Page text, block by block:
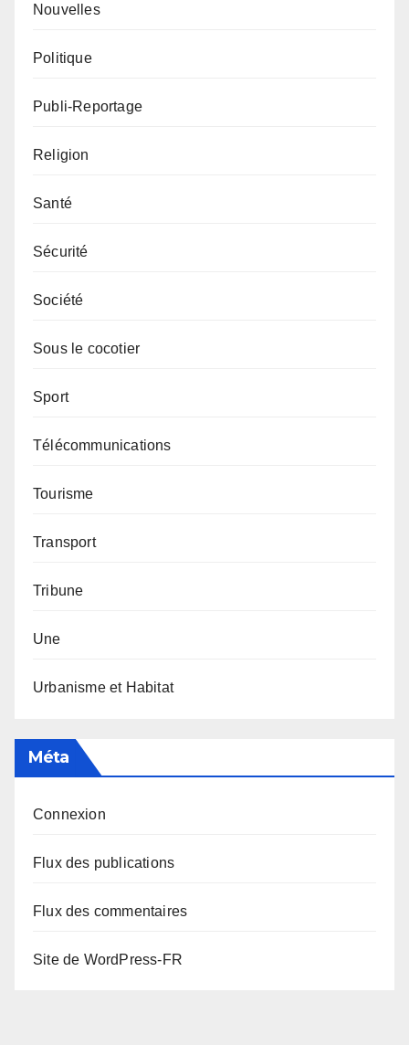
Nouvelles
Politique
Publi-Reportage
Religion
Santé
Sécurité
Société
Sous le cocotier
Sport
Télécommunications
Tourisme
Transport
Tribune
Une
Urbanisme et Habitat
Méta
Connexion
Flux des publications
Flux des commentaires
Site de WordPress-FR